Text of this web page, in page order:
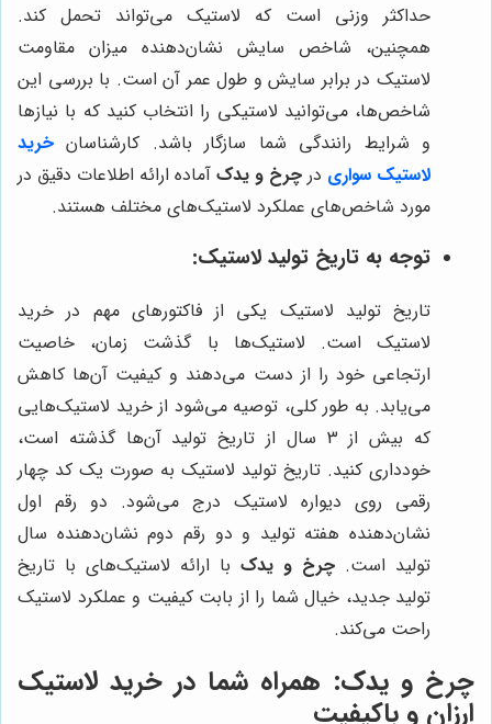
حداکثر وزنی است که لاستیک می‌تواند تحمل کند.
همچنین، شاخص سایش نشان‌دهنده میزان مقاومت
لاستیک در برابر سایش و طول عمر آن است. با بررسی این
شاخص‌ها، می‌توانید لاستیکی را انتخاب کنید که با نیازها
و شرایط رانندگی شما سازگار باشد. کارشناسان خرید
لاستیک سواری در چرخ و یدک آماده ارائه اطلاعات دقیق در
مورد شاخص‌های عملکرد لاستیک‌های مختلف هستند.
توجه به تاریخ تولید لاستیک:
تاریخ تولید لاستیک یکی از فاکتورهای مهم در خرید
لاستیک است. لاستیک‌ها با گذشت زمان، خاصیت
ارتجاعی خود را از دست می‌دهند و کیفیت آن‌ها کاهش
می‌یابد. به طور کلی، توصیه می‌شود از خرید لاستیک‌هایی
که بیش از 3 سال از تاریخ تولید آن‌ها گذشته است،
خودداری کنید. تاریخ تولید لاستیک به صورت یک کد چهار
رقمی روی دیواره لاستیک درج می‌شود. دو رقم اول
نشان‌دهنده هفته تولید و دو رقم دوم نشان‌دهنده سال
تولید است. چرخ و یدک با ارائه لاستیک‌های با تاریخ
تولید جدید، خیال شما را از بابت کیفیت و عملکرد لاستیک
راحت می‌کند.
چرخ و یدک: همراه شما در خرید لاستیک
ارزان و باکیفیت